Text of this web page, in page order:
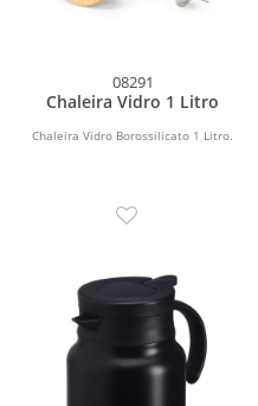
08291
Chaleira Vidro 1 Litro
Chaleira Vidro Borossilicato 1 Litro.